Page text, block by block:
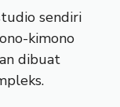
sendiri
kimono
dibuat